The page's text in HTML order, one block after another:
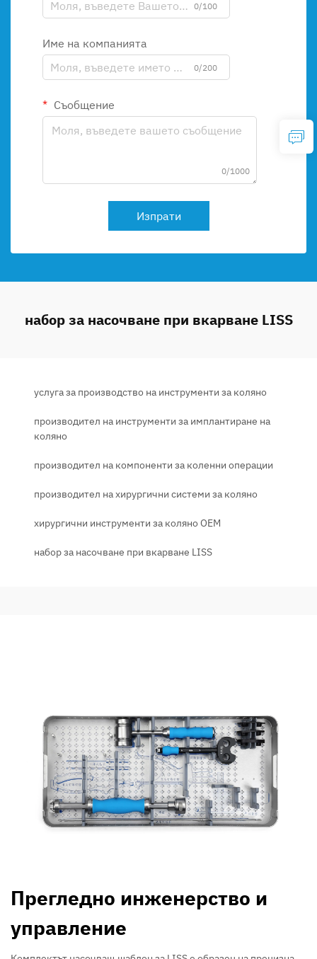
0/100
Име на компанията
0/200
Съобщение
0/1000
Изпрати
набор за насочване при вкарване LISS
услуга за производство на инструменти за коляно
производител на инструменти за имплантиране на
коляно
производител на компоненти за коленни операции
производител на хирургични системи за коляно
хирургични инструменти за коляно OEM
набор за насочване при вкарване LISS
Прегледно инженерство и
управление